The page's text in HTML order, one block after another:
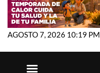
AGOSTO 7, 2026 10:19 PM